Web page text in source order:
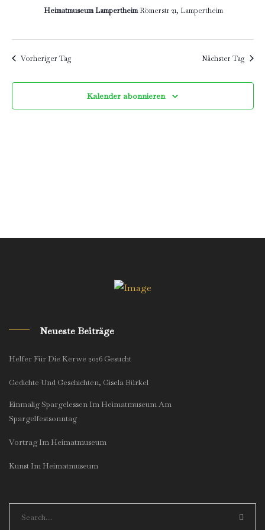
Juli
2026
Heimatmuseum LampertheimRömerstr 21, Lampertheim
Vorheriger Tag Nächster Tag
Kalender abonnieren
Neueste Beiträge
Helfer Für Die Kerwe 2026 Gesucht
Gedichte Und Geschichten, Gisela Bürkel
Einmalig Spargelessen Im Heimatmuseum Am
Spargelfestsonntag
Vortrag Im Heimatmuseum
Kunst Im Heimatmuseum